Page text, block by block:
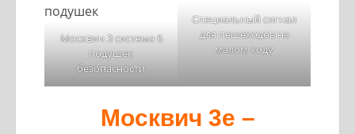
Москвич 3 система 6
подушек
безопасности
Специальный сигнал
для пешеходов на
малом ходу
Москвич 3е –